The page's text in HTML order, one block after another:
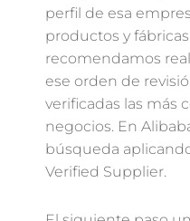
perfil de esa
productos y fábricas
recomendamos
ese orden de
verificadas las más
negocios. En
búsqueda
Verified Supplier.